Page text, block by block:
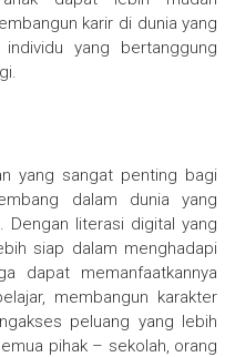
karir di dunia yang
yang bertanggung
yang sangat penting bagi
dalam dunia yang
Dengan literasi digital yang
siap dalam menghadapi
dapat memanfaatkannya
membangun karakter
peluang yang lebih
pihak – sekolah, orang